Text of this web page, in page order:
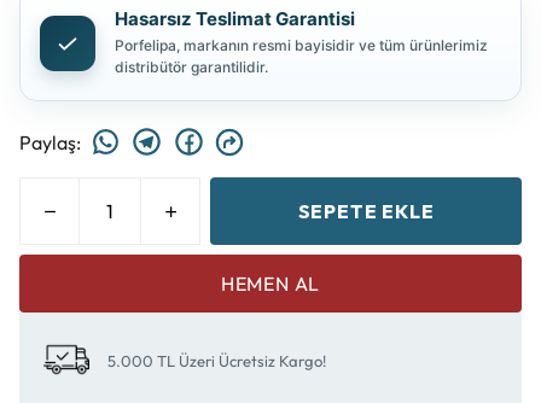
Hasarsız Teslimat Garantisi
Porfelipa, markanın resmi bayisidir ve tüm ürünlerimiz
distribütör garantilidir.
Paylaş:
SEPETE EKLE
HEMEN AL
5.000 TL Üzeri Ücretsiz Kargo!